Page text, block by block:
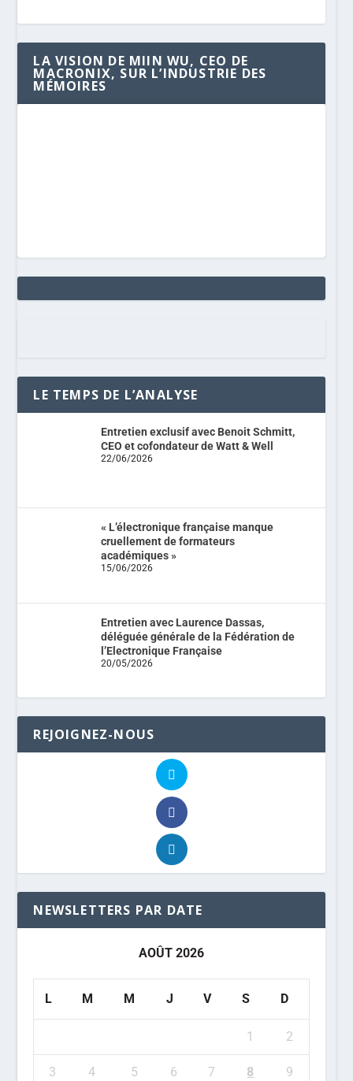
LA VISION DE MIIN WU, CEO DE
MACRONIX, SUR L’INDUSTRIE DES
MÉMOIRES
LE TEMPS DE L’ANALYSE
Entretien exclusif avec Benoit Schmitt,
CEO et cofondateur de Watt & Well
22/06/2026
« L’électronique française manque
cruellement de formateurs
académiques »
15/06/2026
Entretien avec Laurence Dassas,
déléguée générale de la Fédération de
l’Electronique Française
20/05/2026
REJOIGNEZ-NOUS
NEWSLETTERS PAR DATE
AOÛT 2026
L M M J V S D
1 2
3 4 5 6 7 8 9